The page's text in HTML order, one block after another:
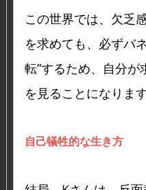
この世界では、欠乏
を求めても、必ずバ
転”するため、自分
を見ることになります
自己犠牲的な生き方